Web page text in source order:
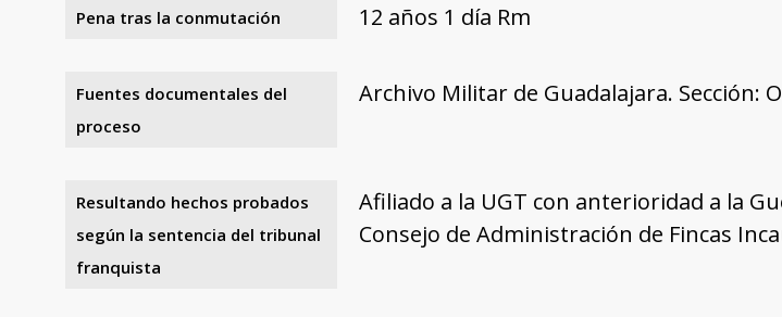
Pena tras la conmutación 12 años 1 día Rm
Fuentes documentales del
proceso
Archivo Militar de Guadalajara. Sección:
Resultando hechos probados
según la sentencia del tribunal
franquista
Afiliado a la UGT con anterioridad a la
Consejo de Administración de Fincas